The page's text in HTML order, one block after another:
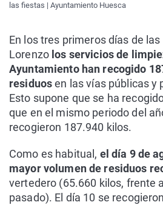
las fiestas | Ayuntamiento Huesca
En los tres primeros días de
Lorenzolos servicios de
Ayuntamiento han recogido
residuosen las vías públicas y
Esto supone que se ha
que en el mismo periodo del
recogieron 187.940 kilos.
Como es habitual, el día 9 de
mayor volumen de residuos
vertedero (65.660 kilos, frente
pasado). El día 10 se